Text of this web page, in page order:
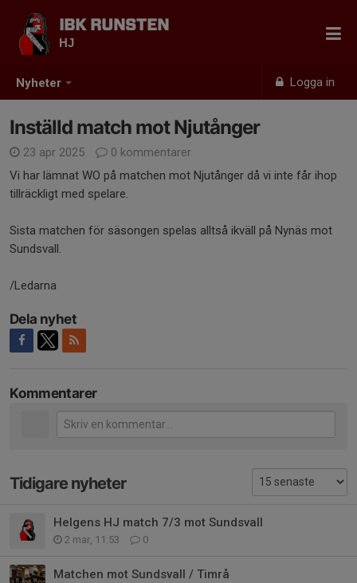
Nyheter Logga in
IBK RUNSTEN
HJ
Inställd match mot Njutånger
23 apr 2025
0 kommentarer
Vi har lämnat WO på matchen mot Njutånger då vi inte får ihop
tillräckligt med spelare.
Sista matchen för säsongen spelas alltså ikväll på Nynäs mot
Sundsvall.
/Ledarna
Dela nyhet
Kommentarer
Tidigare nyheter
Helgens HJ match 7/3 mot Sundsvall
2 mar, 11:53 0
Matchen mot Sundsvall / Timrå